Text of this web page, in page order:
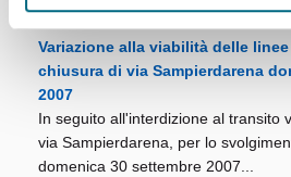
Variazione alla viabilità delle
chiusura di via Sampierdarena
2007
In seguito all'interdizione al transito
via Sampierdarena, per lo
domenica 30 settembre 2007...